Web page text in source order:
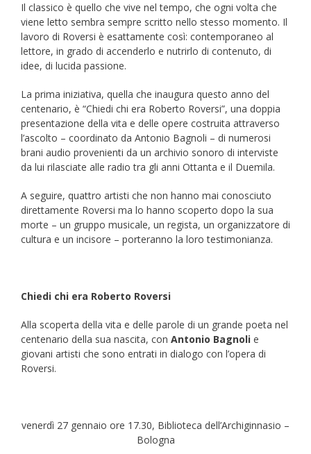
Il classico è quello che vive nel tempo, che ogni volta che
viene letto sembra sempre scritto nello stesso momento. Il
lavoro di Roversi è esattamente così: contemporaneo al
lettore, in grado di accenderlo e nutrirlo di contenuto, di
idee, di lucida passione.
La prima iniziativa, quella che inaugura questo anno del
centenario, è “Chiedi chi era Roberto Roversi”, una doppia
presentazione della vita e delle opere costruita attraverso
l’ascolto – coordinato da Antonio Bagnoli – di numerosi
brani audio provenienti da un archivio sonoro di interviste
da lui rilasciate alle radio tra gli anni Ottanta e il Duemila.
A seguire, quattro artisti che non hanno mai conosciuto
direttamente Roversi ma lo hanno scoperto dopo la sua
morte – un gruppo musicale, un regista, un organizzatore di
cultura e un incisore – porteranno la loro testimonianza.
Chiedi chi era Roberto Roversi
Alla scoperta della vita e delle parole di un grande poeta nel
centenario della sua nascita, con Antonio Bagnoli e
giovani artisti che sono entrati in dialogo con l’opera di
Roversi.
venerdì 27 gennaio ore 17.30, Biblioteca dell’Archiginnasio –
Bologna